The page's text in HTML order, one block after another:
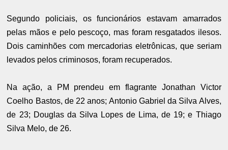
Segundo policiais, os funcionários estavam amarrados
pelas mãos e pelo pescoço, mas foram resgatados ilesos.
Dois caminhões com mercadorias eletrônicas, que seriam
levados pelos criminosos, foram recuperados.
Na ação, a PM prendeu em flagrante Jonathan Victor
Coelho Bastos, de 22 anos; Antonio Gabriel da Silva Alves,
de 23; Douglas da Silva Lopes de Lima, de 19; e Thiago
Silva Melo, de 26.